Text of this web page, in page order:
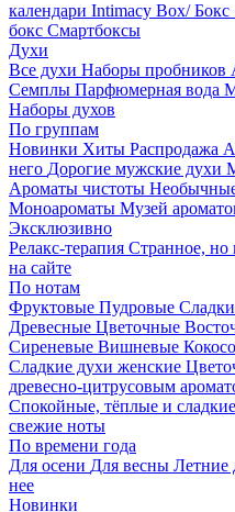
календари Intimacy Box/ Бокс
бокс Смартбоксы
Духи
Все духи Наборы пробников
Семплы Парфюмерная вода
Наборы духов
По группам
Новинки Хиты Распродажа
него Дорогие мужские духи
Ароматы чистоты
Моноароматы Музей
Эксклюзивно
Релакс-терапия Странное, но
на сайте
По нотам
Фруктовые Пудровые
Древесные Цветочные
Сиреневые Вишневые
Сладкие духи женские
древесно-цитрусовым
Спокойные, тёплые и
свежие ноты
По времени года
Для осени Для весны Летние
нее
Новинки